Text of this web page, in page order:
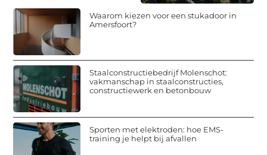
Waarom kiezen voor een stukadoor in
Amersfoort?
Staalconstructiebedrijf Molenschot:
vakmanschap in staalconstructies,
constructiewerk en betonbouw
Sporten met elektroden: hoe EMS-
training je helpt bij afvallen